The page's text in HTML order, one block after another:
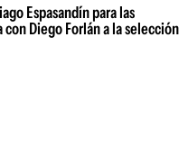
Espasandín para las
Diego Forlán a la selección